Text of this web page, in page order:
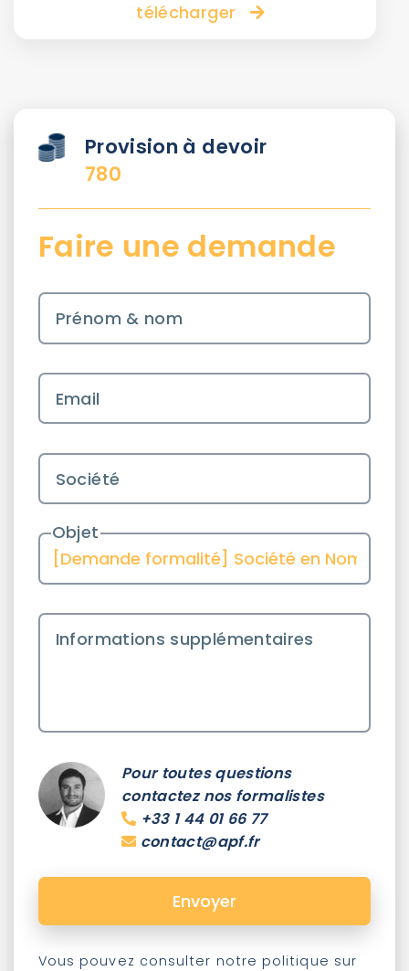
télécharger
Provision à devoir
780
Faire une demande
Prénom & nom
Email
Société
Objet
Informations supplémentaires
Pour toutes questions
contactez nos formalistes
+33 1 44 01 66 77
contact@apf.fr
Vous pouvez consulter notre politique sur